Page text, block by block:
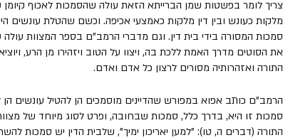
צריך לומר בפשטות שמן הברייתא הזאת עולה שהסמכות לאכוף קיומן
מלקות כעונש ובין דין מלקות כאמצעי אכיפה. וכשם שהטלת עונשים
סמכות המסורה בידי בית דין. וגם מדברי הרמב"ם בספר המצוות עולה
את הסוטים מדרך האמת ללכת בה, ויצוו על הטוב ויזהירו מן הרע,
התורה ואזהרותיה מסורים לרצון כל אדם ואדם.
הרמב"ם כותב אפוא במפורש שהדיינים מוסמכים הן להטיל עונשים הן
סמכות זו היא, בדרך כלל, סמכות שבחובה, ופרט לסוג מיוחד של
התורה (דברים ה, טו): "למען יאריכון ימיך", שלבית הדין יש סמכות